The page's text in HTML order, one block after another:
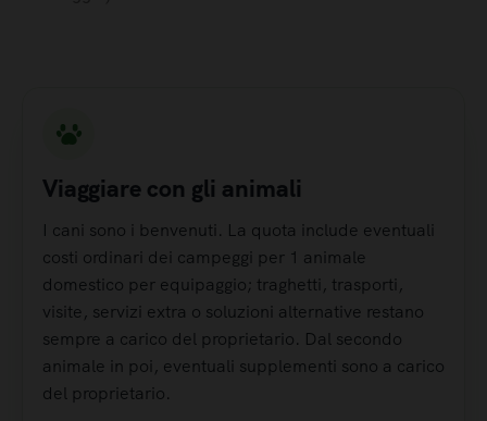
Viaggiare con gli animali
I cani sono i benvenuti. La quota include eventuali
costi ordinari dei campeggi per 1 animale
domestico per equipaggio; traghetti, trasporti,
visite, servizi extra o soluzioni alternative restano
sempre a carico del proprietario. Dal secondo
animale in poi, eventuali supplementi sono a carico
del proprietario.